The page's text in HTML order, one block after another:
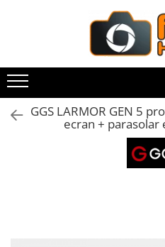
Aparate Foto
Aparate Foto Mirrorless
Aparate Foto DSLR
GGS LARMOR GEN 5
ecran + parasolar